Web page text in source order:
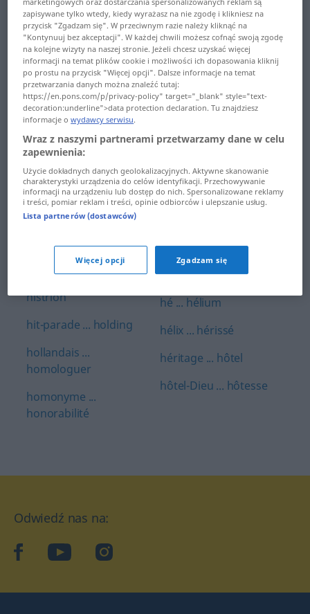
han ... harceler
harcèlement ... haro
harpagon ... haut-le-
corps
haut-le-cœur ...
havresac
Hawaï ... Helvètes
helvétique ...
hermétiquement
hermétisme ... hi-fi
histrion
hit-parade ... holding
hollandais ...
homologuer
homonyme ...
honorabilité
hosto ... HS
HTML ... humain
humainement ...
Huningue
Huns ... hydre
hydro-électricité ...
hydrure ...
hypersensible
hypophyse
hypotendu ... hère
hé ... hélium
hélix ... hérissé
héritage ... hôtel
hôtel-Dieu ... hôtesse
Odwiedź nas na:
facebookYouTubeInstagram
zapisywane tylko wtedy, kiedy wyrażasz na nie zgodę i klikniesz na
przycisk "Zgadzam się". W przeciwnym razie należy kliknąć na
"Kontynuuj bez akceptacji". W każdej chwili możesz cofnąć swoją zgodę
na kolejne wizyty na naszej stronie. Jeżeli chcesz uzyskać więcej
informacji na temat plików cookie i możliwości ich dopasowania kliknij
po prostu na przycisk "Więcej opcji". Dalsze informacje na temat
przetwarzania danych można znaleźć tutaj:
https://en.pons.com/p/privacy-policy" target="_blank" style="text-
decoration:underline">data protection declaration. Tu znajdziesz
informacje owydawcy serwisu.
Wraz z naszymi partnerami przetwarzamy dane w celu
zapewnienia:
Użycie dokładnych danych geolokalizacyjnych. Aktywne skanowanie
charakterystyki urządzenia do celów identyfikacji. Przechowywanie
informacji na urządzeniu lub dostęp do nich. Spersonalizowane reklamy
i treści, pomiar reklam i treści, opinie odbiorców i ulepszanie usług.
Lista partnerów (dostawców)
Więcej opcji Zgadzam się